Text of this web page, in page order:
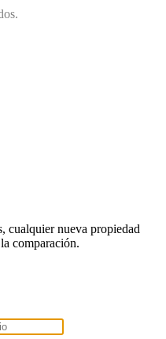
cualquier nueva propiedad
comparación.